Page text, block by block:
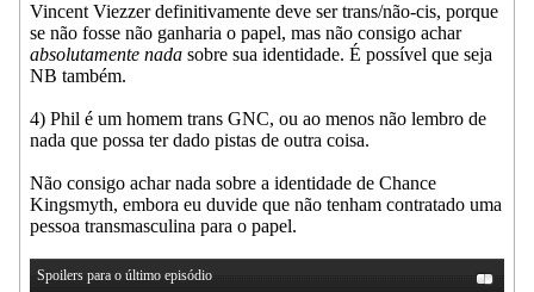
Vincent Viezzer definitivamente deve ser trans/não-cis, porque
se não fosse não ganharia o papel, mas não consigo achar
absolutamente nada sobre sua identidade. É possível que seja
NB também.
4) Phil é um homem trans GNC, ou ao menos não lembro de
nada que possa ter dado pistas de outra coisa.
Não consigo achar nada sobre a identidade de Chance
Kingsmyth, embora eu duvide que não tenham contratado uma
pessoa transmasculina para o papel.
Spoilers para o último episódio